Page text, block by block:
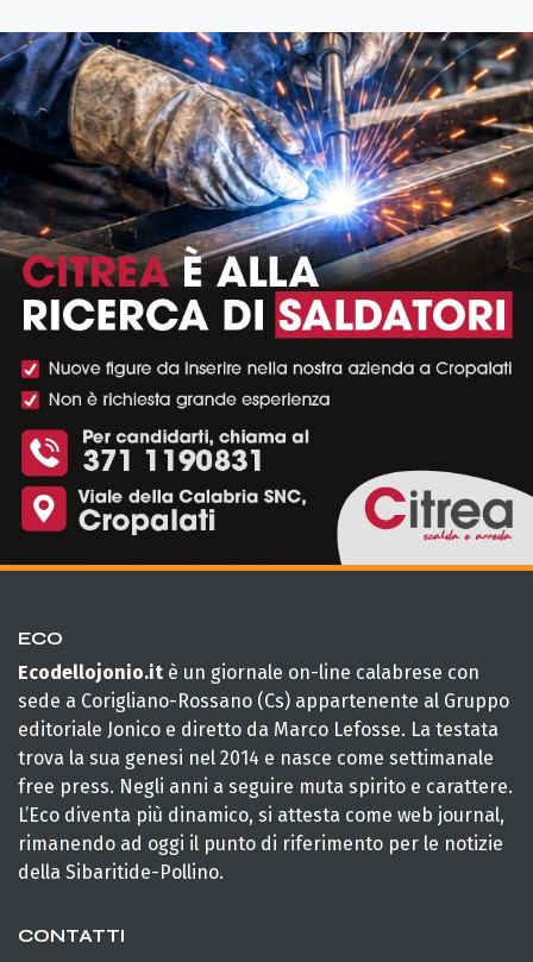
ECO
Ecodellojonio.it è un giornale on-line calabrese con
sede a Corigliano-Rossano (Cs) appartenente al Gruppo
editoriale Jonico e diretto da Marco Lefosse. La testata
trova la sua genesi nel 2014 e nasce come settimanale
free press. Negli anni a seguire muta spirito e carattere.
L’Eco diventa più dinamico, si attesta come web journal,
rimanendo ad oggi il punto di riferimento per le notizie
della Sibaritide-Pollino.
CONTATTI